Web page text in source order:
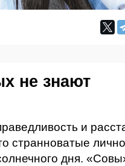
не знают
и
странноватые
дня.